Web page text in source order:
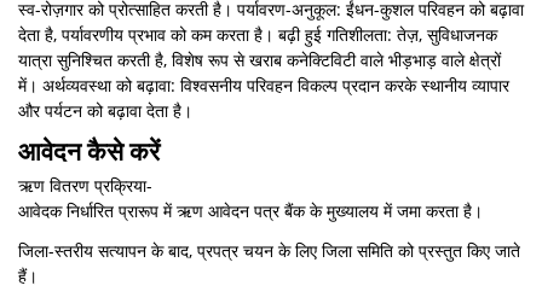
स्व-रोज़गार को प्रोत्साहित करती है। पर्यावरण-अनुकूल: ईंधन-कुशल परिवहन को बढ़ावा
देता है, पर्यावरणीय प्रभाव को कम करता है। बढ़ी हुई गतिशीलता: तेज़, सुविधाजनक
यात्रा सुनिश्चित करती है, विशेष रूप से खराब कनेक्टिविटी वाले भीड़भाड़ वाले क्षेत्रों
में। अर्थव्यवस्था को बढ़ावा: विश्वसनीय परिवहन विकल्प प्रदान करके स्थानीय व्यापार
और पर्यटन को बढ़ावा देता है।
आवेदन कैसे करें
ऋण वितरण प्रक्रिया-
आवेदक निर्धारित प्रारूप में ऋण आवेदन पत्र बैंक के मुख्यालय में जमा करता है।
जिला-स्तरीय सत्यापन के बाद, प्रपत्र चयन के लिए जिला समिति को प्रस्तुत किए जाते
हैं।